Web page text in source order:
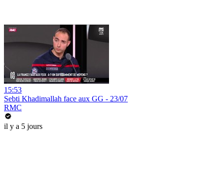
15:53
Sebti Khadimallah face aux GG - 23/07
RMC
il y a 5 jours